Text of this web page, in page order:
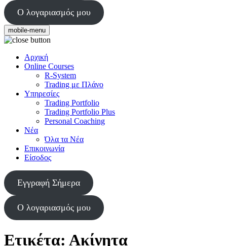
Ο λογαριασμός μου
mobile-menu
Αρχική
Online Courses
R-System
Trading με Πλάνο
Υπηρεσίες
Trading Portfolio
Trading Portfolio Plus
Personal Coaching
Νέα
Όλα τα Νέα
Επικοινωνία
Είσοδος
Εγγραφή Σήμερα
Ο λογαριασμός μου
Ετικέτα: Ακίνητα